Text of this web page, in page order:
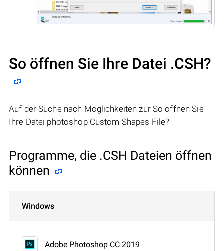
So öffnen Sie Ihre Datei .CSH?
Auf der Suche nach Möglichkeiten zur So öffnen Sie
Ihre Datei photoshop Custom Shapes File?
Programme, die .CSH Dateien öffnen
können
Windows
Adobe Photoshop CC 2019